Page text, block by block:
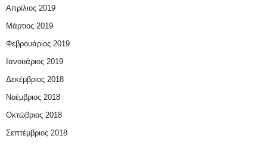
Απρίλιος 2019
Μάρτιος 2019
Φεβρουάριος 2019
Ιανουάριος 2019
Δεκέμβριος 2018
Νοέμβριος 2018
Οκτώβριος 2018
Σεπτέμβριος 2018